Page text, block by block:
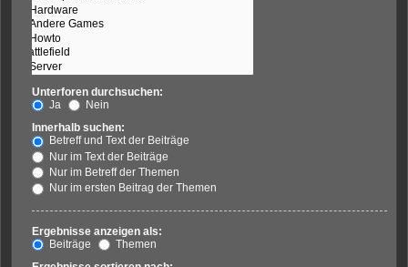
Unterforen durchsuchen:
Ja
Nein
Innerhalb suchen:
Betreff und Text der Beiträge
Nur im Text der Beiträge
Nur im Betreff der Themen
Nur im ersten Beitrag der Themen
Ergebnisse anzeigen als:
Beiträge
Themen